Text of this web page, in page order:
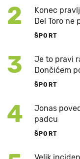
2
Konec
Del Toro ne
ŠPORT
3
Je to pravi
Dončićem
ŠPORT
4
Jonas
padcu
ŠPORT